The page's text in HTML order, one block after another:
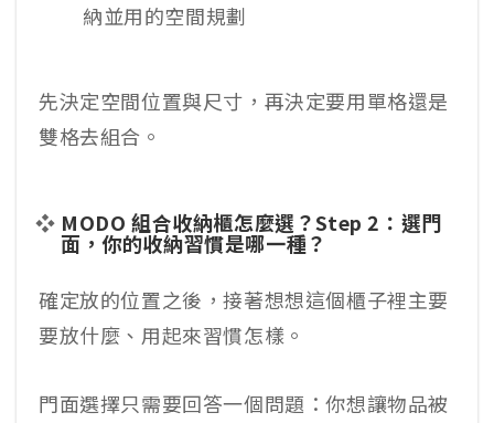
納並用的空間規劃
先決定空間位置與尺寸，再決定要用單格還是
雙格去組合。
MODO 組合收納櫃怎麼選？Step 2：選門
面，你的收納習慣是哪一種？
確定放的位置之後，接著想想這個櫃子裡主要
要放什麼、用起來習慣怎樣。
門面選擇只需要回答一個問題：你想讓物品被